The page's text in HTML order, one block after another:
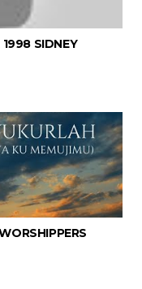
1998 SIDNEY